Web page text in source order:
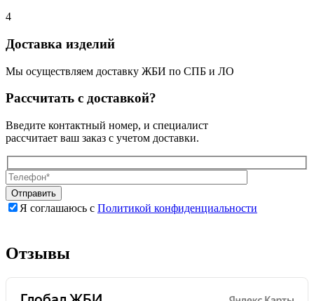
4
Доставка изделий
Мы осуществляем доставку ЖБИ по СПБ и ЛО
Рассчитать с доставкой?
Введите контактный номер, и специалист
рассчитает ваш заказ с учетом доставки.
Я соглашаюсь с Политикой конфиденциальности
поле
пустым.
поле
пустым.
Отзывы